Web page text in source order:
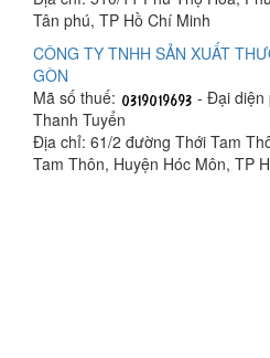
Tân phú, TP Hồ Chí Minh
CÔNG TY TNHH SẢN XUẤT
GÒN
Mã số thuế:
- Đại diện
Thanh Tuyển
Địa chỉ: 61/2 đường Thới Tam
Tam Thôn, Huyện Hóc Môn, TP